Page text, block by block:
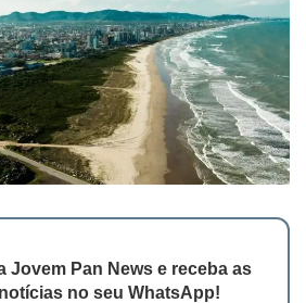
Jovem Pan News e receba as
no seu WhatsApp!